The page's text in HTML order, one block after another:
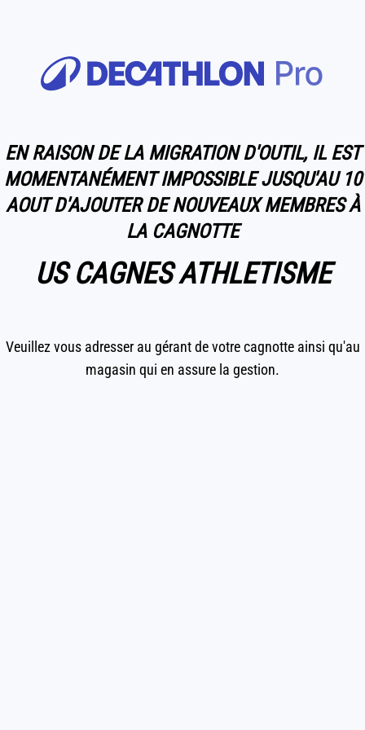
EN RAISON DE LA MIGRATION D'OUTIL, IL EST
MOMENTANÉMENT IMPOSSIBLE JUSQU'AU 10
AOUT D'AJOUTER DE NOUVEAUX MEMBRES À
LA CAGNOTTE
US CAGNES ATHLETISME
Veuillez vous adresser au gérant de votre cagnotte ainsi qu'au
magasin qui en assure la gestion.